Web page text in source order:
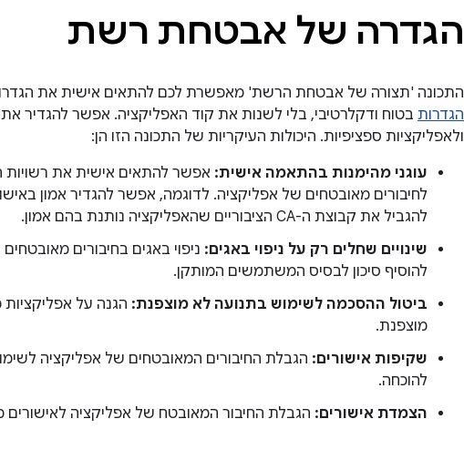
הגדרה של אבטחת רשת
התכונה 'תצורה של אבטחת הרשת' מאפשרת לכם להתאים אישית את
הגדרות בטוח ודקלרטיבי, בלי לשנות את קוד האפליקציה. אפשר להגדיר את
ולאפליקציות ספציפיות. היכולות העיקריות של התכונה הזו הן:
עוגני מהימנות בהתאמה אישית:
לחיבורים מאובטחים של אפליקציה. לדוגמה, אפשר להגדיר אמון
להגביל את קבוצת ה-CA הציבוריים שהאפליקציה נותנת בהם אמון.
שינויים שחלים רק על ניפוי באגים: ניפוי באגים בחיבורים
להוסיף סיכון לבסיס המשתמשים המותקן.
ביטול ההסכמה לשימוש בתנועה לא מוצפנת: הגנה על
מוצפנת.
שקיפות אישורים: הגבלת החיבורים המאובטחים של אפליקציה
להוכחה.
הצמדת אישורים: הגבלת החיבור המאובטח של אפליקציה לאישורים